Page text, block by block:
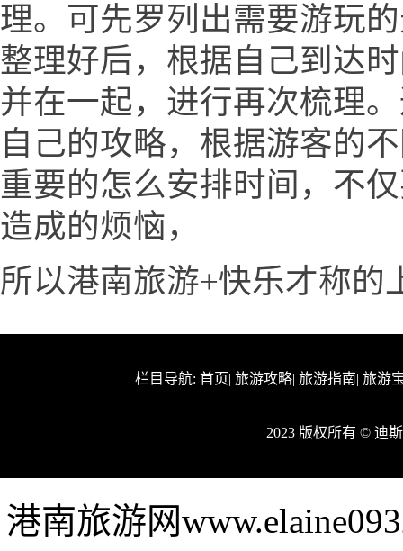
理。可先罗列出需要游玩
整理好后，根据自己到达
并在一起，进行再次梳理
自己的攻略，根据游客的
重要的怎么安排时间，不
造成的烦恼，
所以港南旅游+快乐才称的
栏目导航: 首页| 旅游攻略| 旅游指南| 旅游
2023 版权所有 © 迪
港南旅游网